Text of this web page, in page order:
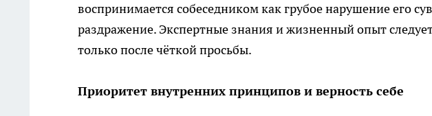
воспринимается собеседником как грубое нарушение его
раздражение. Экспертные знания и жизненный опыт
только после чёткой просьбы.
Приоритет внутренних принципов и верность себе